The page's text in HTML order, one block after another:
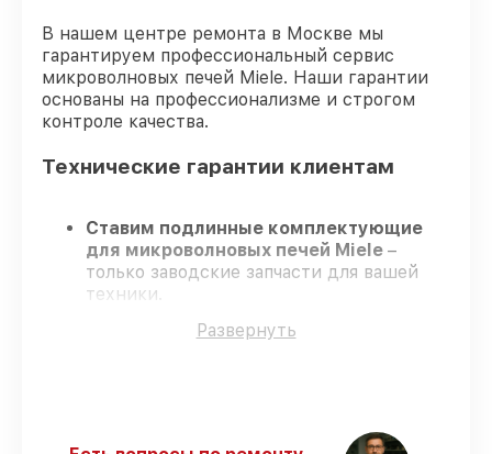
В нашем центре ремонта в Москве мы
гарантируем профессиональный сервис
микроволновых печей Miele. Наши гарантии
основаны на профессионализме и строгом
контроле качества.
Технические гарантии клиентам
Ставим подлинные комплектующие
для микроволновых печей Miele –
только заводские запчасти для вашей
техники.
проходят серьезную проверку знаний и
микроволновых печей Miele в
Развернуть